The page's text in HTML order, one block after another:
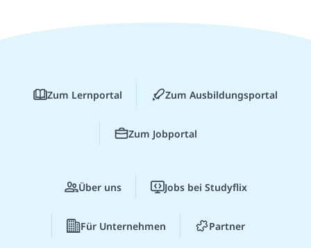
Zum Lernportal Zum Ausbildungsportal
Zum Jobportal
Über uns Jobs bei Studyflix
Für Unternehmen Partner